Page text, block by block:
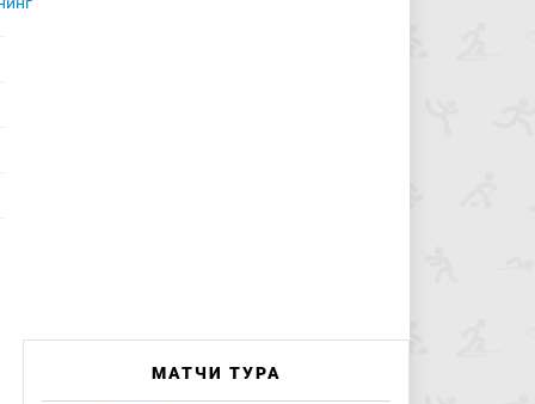
МАТЧИ ТУРА